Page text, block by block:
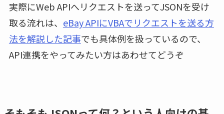
実際にWeb APIへリクエストを送ってJSONを受け
取る流れは、 eBay APIにVBAでリクエストを送る方
法を解説した記事でも具体例を扱っているので、
API連携をやってみたい方はあわせてどうぞ